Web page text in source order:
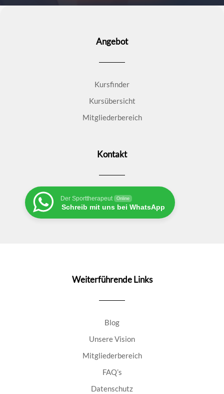
Angebot
Kursfinder
Kursübersicht
Mitgliederbereich
Kontakt
Der Sporttherapeut Online
Schreib mit uns bei WhatsApp
Weiterführende Links
Blog
Unsere Vision
Mitgliederbereich
FAQ’s
Datenschutz